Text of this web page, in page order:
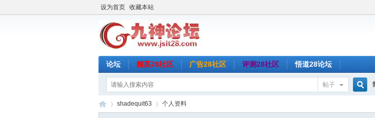
设为首页 收藏本站
论坛 精英28社区 广告28社区 评测28社区 悟道28论坛
帖子
shadequit63 个人资料